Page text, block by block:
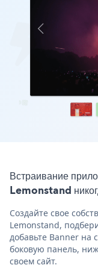
Встраивание
Lemonstand
Создайте свое
Lemonstand,
добавьте Banner на
боковую панель,
своем сайт.